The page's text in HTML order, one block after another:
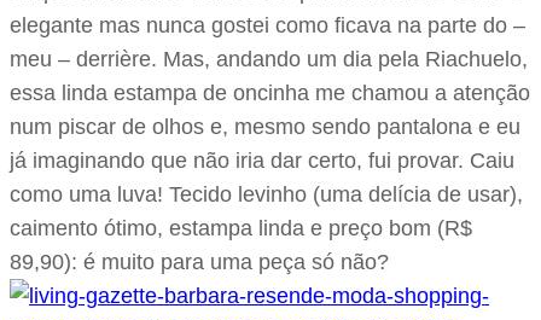
elegante mas nunca gostei como ficava na parte do –
meu – derrière. Mas, andando um dia pela Riachuelo,
essa linda estampa de oncinha me chamou a atenção
num piscar de olhos e, mesmo sendo pantalona e eu
já imaginando que não iria dar certo, fui provar. Caiu
como uma luva! Tecido levinho (uma delícia de usar),
caimento ótimo, estampa linda e preço bom (R$
89,90): é muito para uma peça só não?